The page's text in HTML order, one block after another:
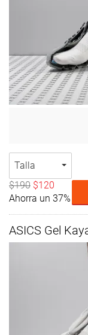
Talla
$190 $120
Ahorra un 37%
ASICS Gel